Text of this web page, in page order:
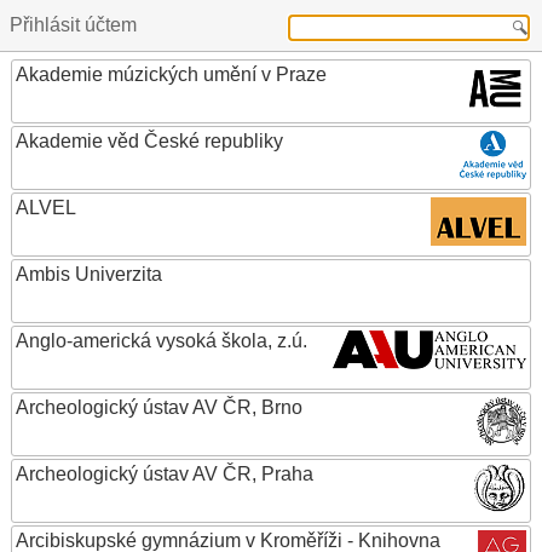
Přihlásit účtem
Akademie múzických umění v Praze
Akademie věd České republiky
ALVEL
Ambis Univerzita
Anglo-americká vysoká škola, z.ú.
Archeologický ústav AV ČR, Brno
Archeologický ústav AV ČR, Praha
Arcibiskupské gymnázium v Kroměříži - Knihovna